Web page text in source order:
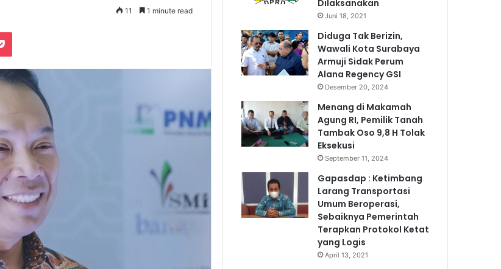
11 1 minute read
Dilaksanakan
Juni 18, 2021
Diduga Tak Berizin,
Wawali Kota Surabaya
Armuji Sidak Perum
Alana Regency GSI
Desember 20, 2024
Menang di Makamah
Agung RI, Pemilik Tanah
Tambak Oso 9,8 H Tolak
Eksekusi
September 11, 2024
Gapasdap : Ketimbang
Larang Transportasi
Umum Beroperasi,
Sebaiknya Pemerintah
Terapkan Protokol Ketat
yang Logis
April 13, 2021